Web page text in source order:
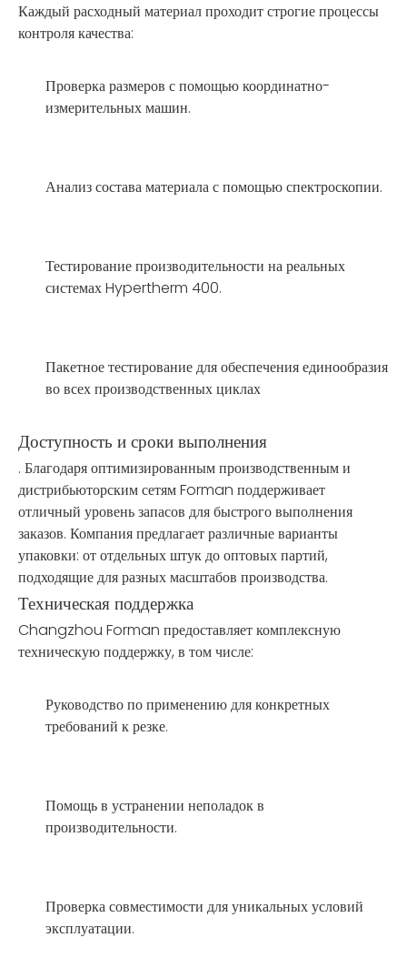
Каждый расходный материал проходит строгие процессы
контроля качества:
Проверка размеров с помощью координатно-
измерительных машин.
Анализ состава материала с помощью спектроскопии.
Тестирование производительности на реальных
системах Hypertherm 400.
Пакетное тестирование для обеспечения единообразия
во всех производственных циклах
Доступность и сроки выполнения
. Благодаря оптимизированным производственным и
дистрибьюторским сетям Forman поддерживает
отличный уровень запасов для быстрого выполнения
заказов. Компания предлагает различные варианты
упаковки: от отдельных штук до оптовых партий,
подходящие для разных масштабов производства.
Техническая поддержка
Changzhou Forman предоставляет комплексную
техническую поддержку, в том числе:
Руководство по применению для конкретных
требований к резке.
Помощь в устранении неполадок в
производительности.
Проверка совместимости для уникальных условий
эксплуатации.